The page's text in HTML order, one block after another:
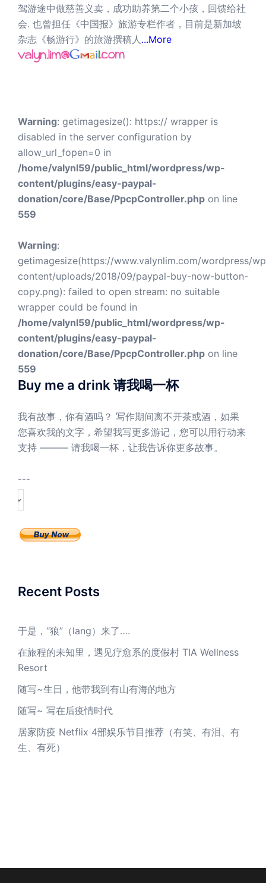
驾游途中做慈善义卖，成功助养第二个小孩，回馈给社
会. 也曾担任《中国报》旅游专栏作者，目前是新加坡
杂志《畅游行》的旅游撰稿人 ...More
Warning: getimagesize(): https:// wrapper is
disabled in the server configuration by
allow_url_fopen=0 in
/home/valynl59/public_html/wordpress/wp-
content/plugins/easy-paypal-
donation/core/Base/PpcpController.php on line
559
Warning:
getimagesize(https://www.valynlim.com/wordpress/
content/uploads/2018/09/paypal-buy-now-button-
copy.png): failed to open stream: no suitable
wrapper could be found in
/home/valynl59/public_html/wordpress/wp-
content/plugins/easy-paypal-
donation/core/Base/PpcpController.php on line
559
Buy me a drink 请我喝一杯
我有故事，你有酒吗？ 写作期间离不开茶或酒，如果
您喜欢我的文字，希望我写更多游记，您可以用行动来
支持 ——— 请我喝一杯，让我告诉你更多故事。
---
Recent Posts
于是，“狼”（lang）来了….
在旅程的未知里，遇见疗愈系的度假村 TIA Wellness
Resort
随写~生日，他带我到有山有海的地方
随写~ 写在后疫情时代
居家防疫 Netflix 4部娱乐节目推荐（有笑、有泪、有
生、有死）